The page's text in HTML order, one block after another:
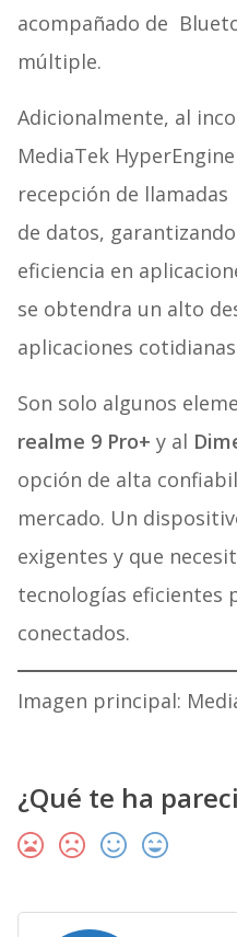
acompañado de
múltiple.
Adicionalmente, al
MediaTek
recepción de
de datos,
eficiencia en
se obtendra un alto
aplicaciones
Son solo algunos
realme 9 Pro+ y al
opción de alta
mercado. Un
exigentes y que
tecnologías eficientes
conectados.
Imagen principal:
¿Qué te ha